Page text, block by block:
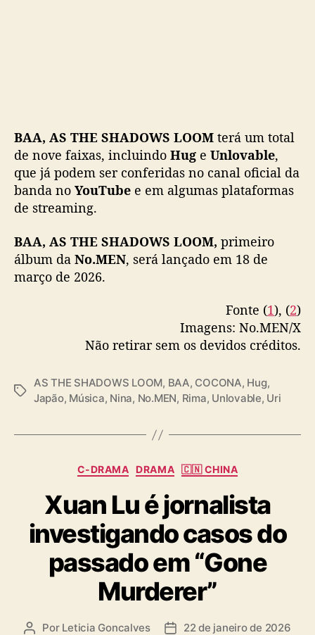
a
s
1
4
s
,
n
c
p
r
m
i
o
á
l
b
u
BAA, AS THE SHADOWS LOOM terá um total
de nove faixas, incluindo Hug e Unlovable,
que já podem ser conferidas no canal oficial da
banda no YouTube e em algumas plataformas
de streaming.
BAA, AS THE SHADOWS LOOM, primeiro
álbum da No.MEN, será lançado em 18 de
março de 2026.
Fonte (1), (2)
Imagens: No.MEN/X
Não retirar sem os devidos créditos.
T
s
AS THE SHADOWS LOOM, BAA, COCONA, Hug,
Japão, Música, Nina, No.MEN, Rima, Unlovable, Uri
C
e
g
o
r
i
a
C-DRAMA DRAMA 🇨🇳 CHINA
Xuan Lu é jornalista
investigando casos do
passado em “Gone
Murderer”
A Por Leticia Goncalves D 22 de janeiro de 2026